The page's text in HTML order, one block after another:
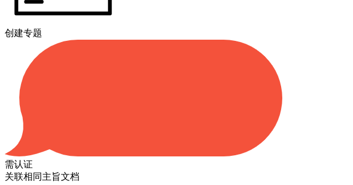
创建专题
需认证
关联相同主旨文档